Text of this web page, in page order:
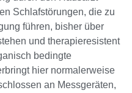
Schlafstörungen, die zu
führen, bisher über
und therapieresistent
bedingte
hier normalerweise
an Messgeräten,